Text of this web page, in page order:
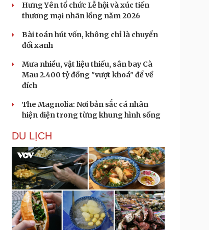
Hưng Yên tổ chức Lễ hội và xúc tiến
thương mại nhãn lồng năm 2026
Bài toán hút vốn, không chỉ là chuyển
đổi xanh
Mưa nhiều, vật liệu thiếu, sân bay Cà
Mau 2.400 tỷ đồng "vượt khoá" để về
đích
The Magnolia: Nơi bản sắc cá nhân
hiện diện trong từng khung hình sống
DU LỊCH